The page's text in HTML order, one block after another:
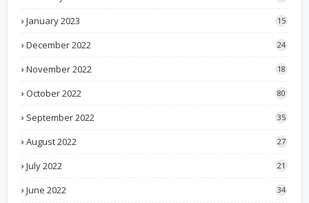
January 2023 15
December 2022 24
November 2022 18
October 2022 80
September 2022 35
August 2022 27
July 2022 21
June 2022 34